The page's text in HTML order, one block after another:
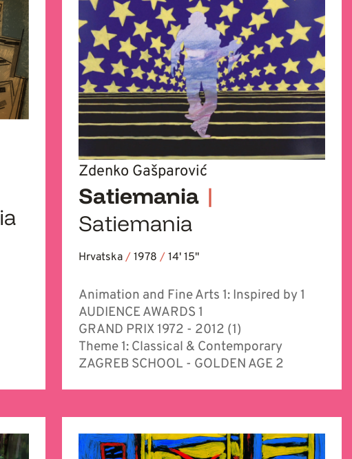
Zdenko Gašparović
Satiemania |
Satiemania
Hrvatska/ 1978/ 14' 15''
Animation and Fine Arts 1: Inspired by 1
AUDIENCE AWARDS 1
GRAND PRIX 1972 - 2012 (1)
Theme 1: Classical & Contemporary
ZAGREB SCHOOL - GOLDEN AGE 2